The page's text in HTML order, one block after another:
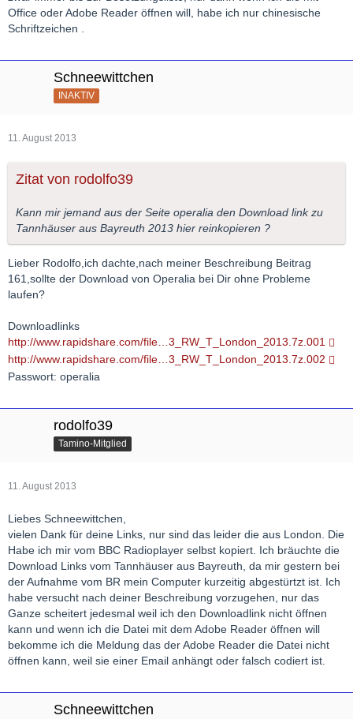
Office oder Adobe Reader öffnen will, habe ich nur chinesische
Schriftzeichen .
Schneewittchen
INAKTIV
11. August 2013
Zitat von rodolfo39
Kann mir jemand aus der Seite operalia den Download link zu
Tannhäuser aus Bayreuth 2013 hier reinkopieren ?
Lieber Rodolfo,ich dachte,nach meiner Beschreibung Beitrag
161,sollte der Download von Operalia bei Dir ohne Probleme
laufen?
Downloadlinks
http://www.rapidshare.com/file…3_RW_T_London_2013.7z.001
http://www.rapidshare.com/file…3_RW_T_London_2013.7z.002
Passwort: operalia
rodolfo39
Tamino-Mitglied
11. August 2013
Liebes Schneewittchen,
vielen Dank für deine Links, nur sind das leider die aus London. Die
Habe ich mir vom BBC Radioplayer selbst kopiert. Ich bräuchte die
Download Links vom Tannhäuser aus Bayreuth, da mir gestern bei
der Aufnahme vom BR mein Computer kurzeitig abgestürtzt ist. Ich
habe versucht nach deiner Beschreibung vorzugehen, nur das
Ganze scheitert jedesmal weil ich den Downloadlink nicht öffnen
kann und wenn ich die Datei mit dem Adobe Reader öffnen will
bekomme ich die Meldung das der Adobe Reader die Datei nicht
öffnen kann, weil sie einer Email anhängt oder falsch codiert ist.
Schneewittchen